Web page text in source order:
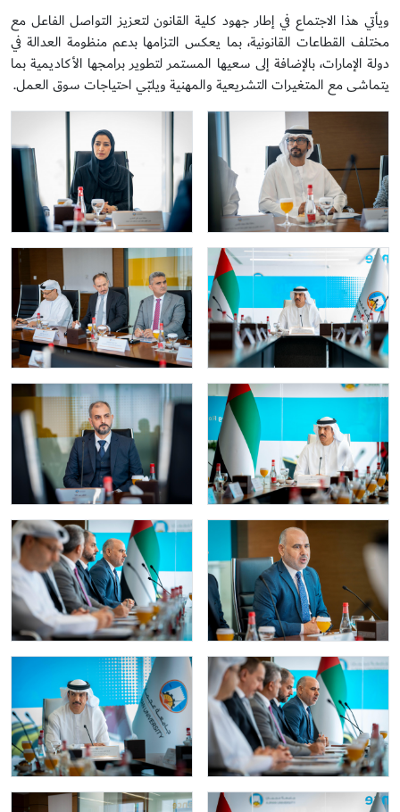
ويأتي هذا الاجتماع في إطار جهود كلية القانون لتعزيز التواصل الفاعل مع
مختلف القطاعات القانونية، بما يعكس التزامها بدعم منظومة العدالة في
دولة الإمارات، بالإضافة إلى سعيها المستمر لتطوير برامجها الأكاديمية بما
يتماشى مع المتغيرات التشريعية والمهنية ويلبّي احتياجات سوق العمل.